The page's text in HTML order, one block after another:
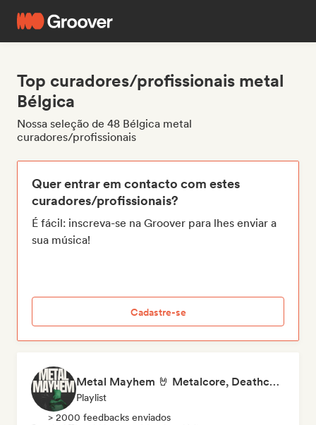
Top curadores/profissionais metal
Bélgica
Nossa seleção de 48 Bélgica metal
curadores/profissionais
Quer entrar em contacto com estes
curadores/profissionais?
É fácil: inscreva-se na Groover para lhes enviar a
sua música!
Cadastre-se
Metal Mayhem 🤘 Metalcore, Deathcore & Progressive Metal
Playlist
> 2000 feedbacks enviados